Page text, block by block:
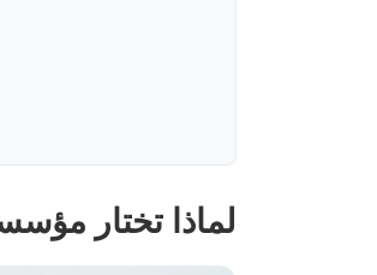
لماذا تختار